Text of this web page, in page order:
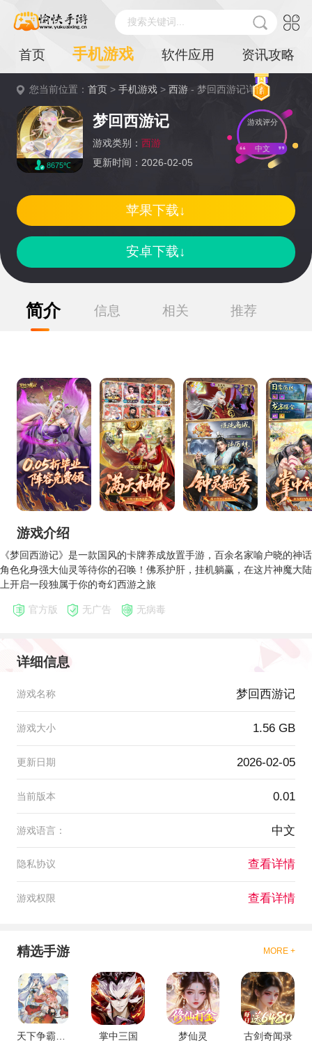
搜索关键词...
首页 手机游戏 软件应用 资讯攻略
您当前位置：首页 >手机游戏 >西游 - 梦回西游记详情
8675℃
梦回西游记
游戏类别： 西游
更新时间：2026-02-05
游戏评分
中文
安卓下载↓
苹果下载↓
简介 信息 相关 推荐
游戏介绍
《梦回西游记》是一款国风的卡牌养成放置手游，百余名家喻户晓的神话
角色化身强大仙灵等待你的召唤！佛系护肝，挂机躺赢，在这片神魔大陆
上开启一段独属于你的奇幻西游之旅
官方版 无广告 无病毒
详细信息
游戏名称 梦回西游记
游戏大小 1.56 GB
更新日期 2026-02-05
当前版本 0.01
游戏语言： 中文
隐私协议 查看详情
游戏权限 查看详情
精选手游 MORE +
天下争霸三国志
掌中三国
梦仙灵
古剑奇闻录